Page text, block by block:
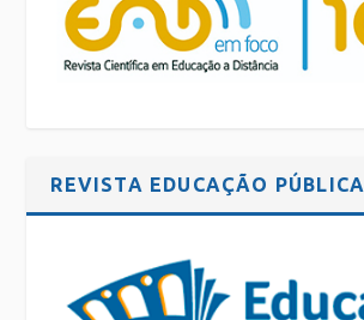
REVISTA EDUCAÇÃO PÚBLICA